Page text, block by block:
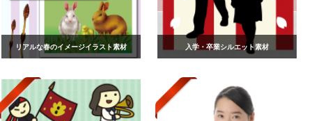
リアルな春のイメージイラスト素材 入学・卒業シルエット素材